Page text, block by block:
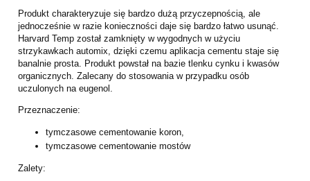
Produkt charakteryzuje się bardzo dużą przyczepnością, ale
jednocześnie w razie konieczności daje się bardzo łatwo usunąć.
Harvard Temp został zamknięty w wygodnych w użyciu
strzykawkach automix, dzięki czemu aplikacja cementu staje się
banalnie prosta. Produkt powstał na bazie tlenku cynku i kwasów
organicznych. Zalecany do stosowania w przypadku osób
uczulonych na eugenol.
Przeznaczenie:
tymczasowe cementowanie koron,
tymczasowe cementowanie mostów
Zalety: